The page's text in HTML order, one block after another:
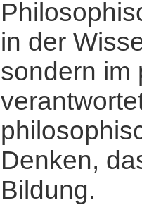
in der
sondern im
Denken,
Bildung.